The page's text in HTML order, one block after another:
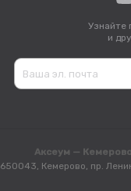
Узнайте
и
Аксеум — Кемерово
650043, Кемерово, пр.